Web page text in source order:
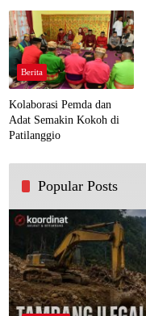
Demi Kawal Aspirasi Bumi
Panua
Berita
Kolaborasi Pemda dan
Adat Semakin Kokoh di
Patilanggio
Popular Posts